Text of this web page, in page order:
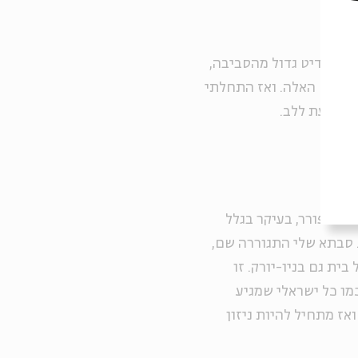
קרדיט גדול מהסביבה,
האלה. ואז התחלתי
נוגעת ללב.
להתפורר, בעיקר בגלל
סבתא שלי התגוררה שם,
גם בניו-יורק. זו
כל ישראלי שמגיע
מתחיל להיות ניזון